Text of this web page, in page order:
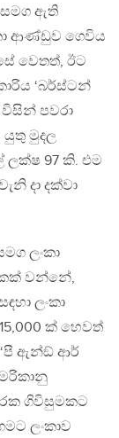
සමග ඇති
ආණ්ඩුව ගෙවිය
වෙතත්, ඊට
‘බර්ස්ටන්
පවරා
යුතු මුදල
97 කි. එම
දා දක්වා
ලංකා
වන්නේ,
ලංකා
ක් හෙවත්
‘පී ඇන්ඞ් ආර්
ගිවිසුමකට
ලංකාව